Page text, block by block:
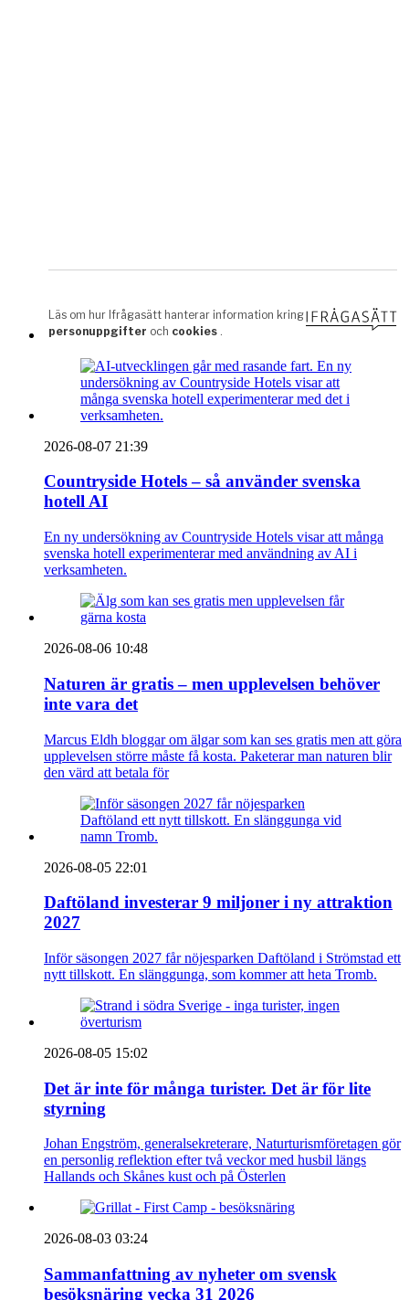
2026-08-07 21:39
Countryside Hotels – så använder svenska
hotell AI
En ny undersökning av Countryside Hotels visar att många
svenska hotell experimenterar med användning av AI i
verksamheten.
2026-08-06 10:48
Naturen är gratis – men upplevelsen behöver
inte vara det
Marcus Eldh bloggar om älgar som kan ses gratis men att göra
upplevelsen större måste få kosta. Paketerar man naturen blir
den värd att betala för
2026-08-05 22:01
Daftöland investerar 9 miljoner i ny attraktion
2027
Inför säsongen 2027 får nöjesparken Daftöland i Strömstad ett
nytt tillskott. En slänggunga, som kommer att heta Tromb.
2026-08-05 15:02
Det är inte för många turister. Det är för lite
styrning
Johan Engström, generalsekreterare, Naturturismföretagen gör
en personlig reflektion efter två veckor med husbil längs
Hallands och Skånes kust och på Österlen
2026-08-03 03:24
Sammanfattning av nyheter om svensk
besöksnäring vecka 31 2026